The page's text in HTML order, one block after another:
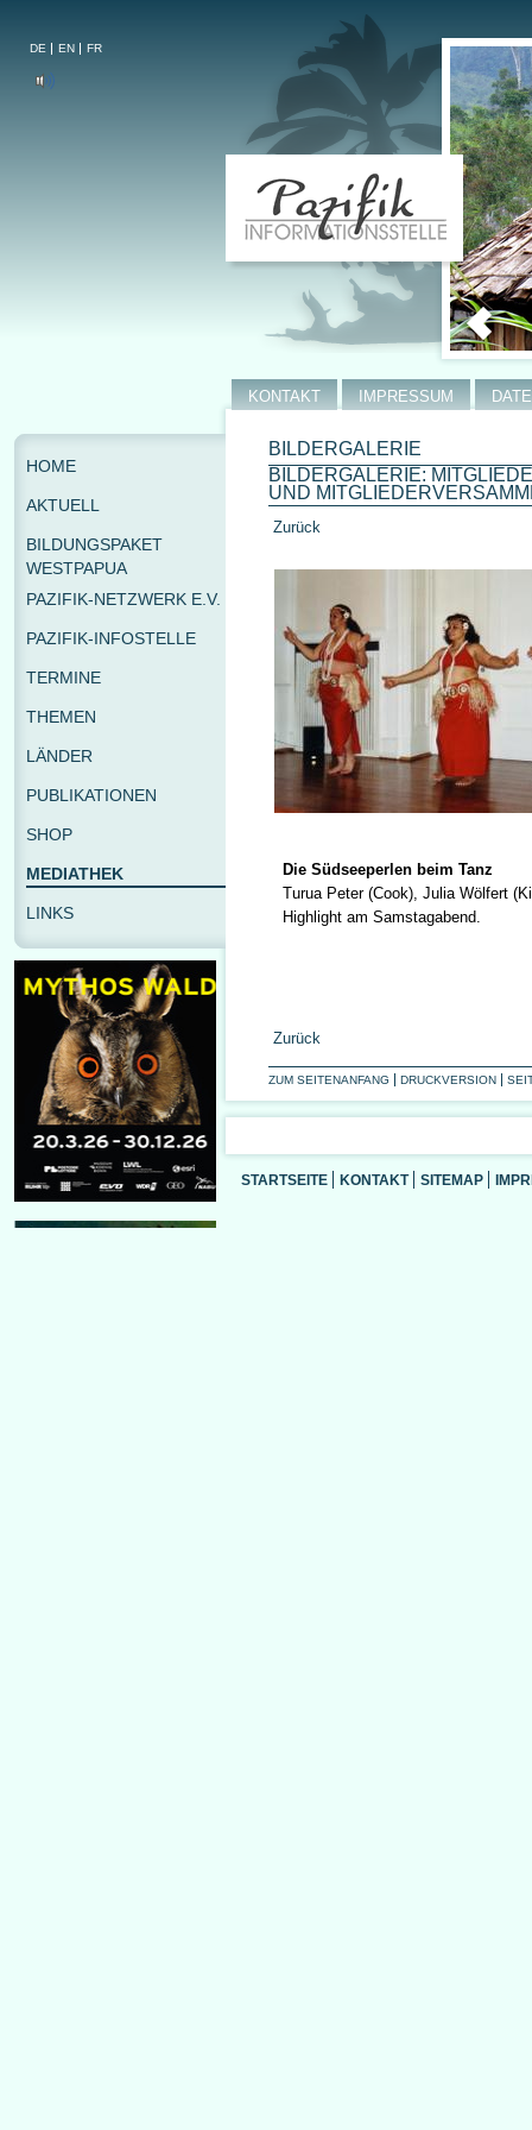
DE EN FR
BILDERGALERIE
BILDERGALERIE:
UND
Zurück
Die Südseeperlen beim Tanz
Turua Peter (Cook), Julia Wölfert
Highlight am Samstagabend.
Zurück
ZUM SEITENANFANG DRUCKVERSION
STARTSEITE KONTAKT SITEMAP
KONTAKT IMPRESSUM
HOME
AKTUELL
BILDUNGSPAKET
WESTPAPUA
PAZIFIK-NETZWERK E.V.
PAZIFIK-INFOSTELLE
TERMINE
THEMEN
LÄNDER
PUBLIKATIONEN
SHOP
MEDIATHEK
LINKS